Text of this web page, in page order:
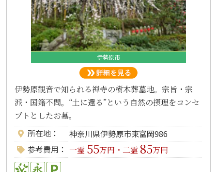
伊勢原市
伊勢原観音で知られる禅寺の樹木葬墓地。宗旨・宗
派・国籍不問。“土に還る”という自然の摂理をコンセ
プトとしたお墓。
所在地
神奈川県伊勢原市東富岡986
参考費用
一霊 55万円・二霊 85万円